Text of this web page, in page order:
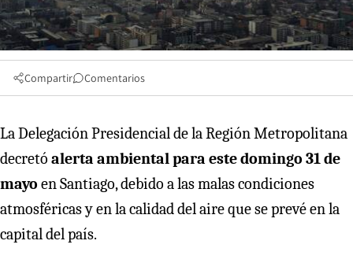
Compartir Comentarios
La Delegación Presidencial de la Región Metropolitana
decretó alerta ambientalpara este domingo 31 de
mayo en Santiago, debido a las malas condiciones
atmosféricas y en la calidad del aire que se prevé en la
capital del país.